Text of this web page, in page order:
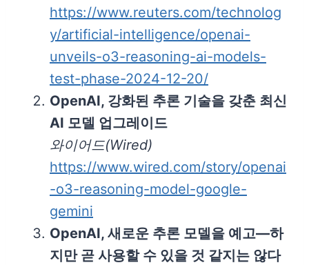
https://www.reuters.com/technolog
y/artificial-intelligence/openai-
unveils-o3-reasoning-ai-models-
test-phase-2024-12-20/
OpenAI, 강화된 추론 기술을 갖춘 최신
AI 모델 업그레이드
와이어드(Wired)
https://www.wired.com/story/openai
-o3-reasoning-model-google-
gemini
OpenAI, 새로운 추론 모델을 예고—하
지만 곧 사용할 수 있을 것 같지는 않다